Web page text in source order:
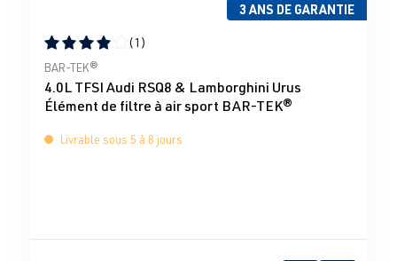
3 ANS DE GARANTIE
Note moyenne de 4 sur 5 étoiles
(1)
BAR-TEK®
4.0L TFSI Audi RSQ8 & Lamborghini Urus
Élément de filtre à air sport BAR-TEK®
Livrable sous 5 à 8 jours